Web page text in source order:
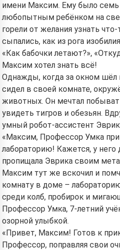
имени Максим. Ему было
любопытным ребёнком на
горели от желания узнать
сыпались, как из рога
«Как бабочки летают?»,
Максим хотел знать всё!
Однажды, когда за окном
сидел в своей комнате,
животных. Он мечтал
увидеть тигров и обезьян.
умный робот-ассистент
«Максим, Профессор Умка
лабораторию! Кажется, у него
пропищала Эврика своим
Максим тут же вскочил и
комнату в доме –
среди колб, пробирок и
Профессор Умка, 7-летний
озорной улыбкой.
«Привет, Максим! Готов к
Профессор, поправляя свои